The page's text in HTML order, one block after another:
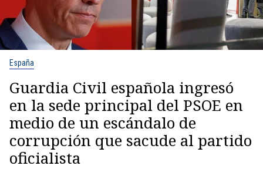
España
Guardia Civil española ingresó
en la sede principal del PSOE en
medio de un escándalo de
corrupción que sacude al partido
oficialista